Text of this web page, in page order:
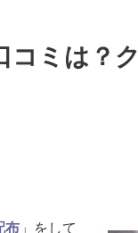
コミは？
布 」をして